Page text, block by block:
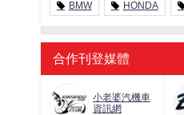
BMW HONDA
合作刊登媒體
小老婆汽機車
資訊網